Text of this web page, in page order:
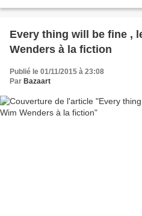
Every thing will be fine ,
Wenders à la fiction
Publié le 01/11/2015 à 23:08
Par Bazaart